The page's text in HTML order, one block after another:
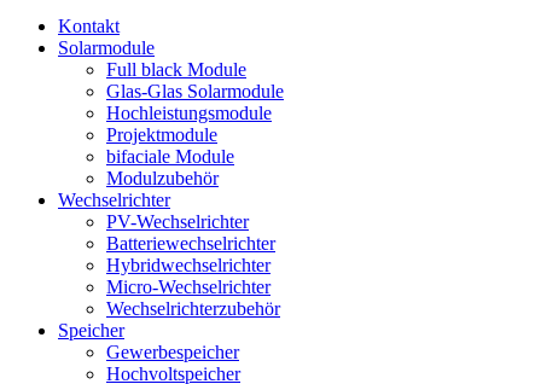
Kontakt
Solarmodule
Full black Module
Glas-Glas Solarmodule
Hochleistungsmodule
Projektmodule
bifaciale Module
Modulzubehör
Wechselrichter
PV-Wechselrichter
Batteriewechselrichter
Hybridwechselrichter
Micro-Wechselrichter
Wechselrichterzubehör
Speicher
Gewerbespeicher
Hochvoltspeicher